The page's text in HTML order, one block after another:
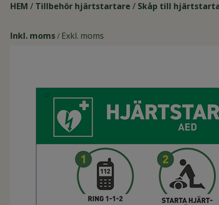
HEM / Tillbehör hjärtstartare / Skåp till
Inkl. moms / Exkl. moms